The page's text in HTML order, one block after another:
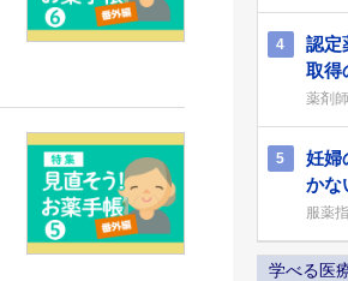
4
認定
取得
薬剤
5
妊婦
かな
服薬
学べる医